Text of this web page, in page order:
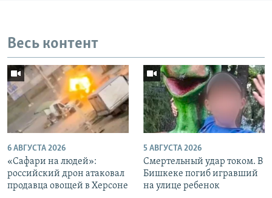
Весь контент
6 АВГУСТА 2026
«Cафари на людей»:
российский дрон атаковал
продавца овощей в Херсоне
5 АВГУСТА 2026
Смертельный удар током. В
Бишкеке погиб игравший
на улице ребенок